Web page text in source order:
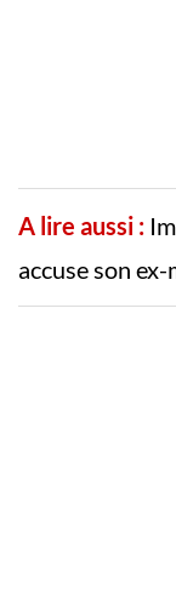
A lire aussi :
accuse son